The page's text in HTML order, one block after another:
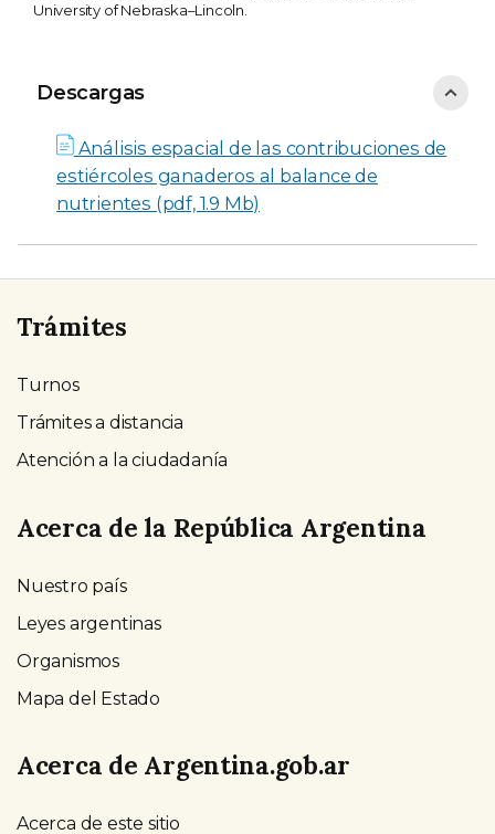
University of Nebraska–Lincoln.
Descargas
Descargas
Análisis espacial de las contribuciones de
estiércoles ganaderos al balance de
nutrientes (pdf, 1.9 Mb)
Trámites
Turnos
Trámites a distancia
Atención a la ciudadanía
Acerca de la República Argentina
Nuestro país
Leyes argentinas
Organismos
Mapa del Estado
Acerca de Argentina.gob.ar
Acerca de este sitio